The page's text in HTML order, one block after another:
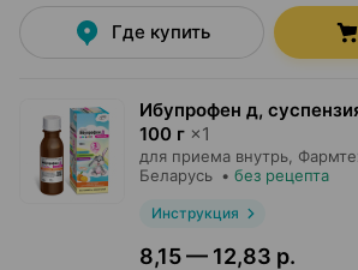
Где купить
Ибупрофен д,
100 г ×1
для приема внутрь,
Беларусь • без рецепта
Инструкция
8,15 — 12,83 р.